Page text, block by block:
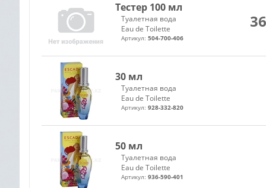
Тестер 100 мл
Туалетная вода
Eau de Toilette
Артикул: 504-700-406
30 мл
Туалетная вода
Eau de Toilette
Артикул: 928-332-820
50 мл
Туалетная вода
Eau de Toilette
Артикул: 936-590-401